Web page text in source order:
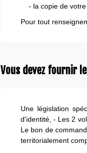
- la copie de votre
Pour tout
Vous devez fournir
Une législation
d'identité, - Les 2
Le bon de
territorialement